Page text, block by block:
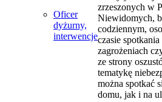
Oficer
dyżurny,
interwencje
zrzeszonych w
Niewidomych,
codziennym,
czasie
zagrożeniach
ze strony
tematykę
można spotkać
domu, jak i na